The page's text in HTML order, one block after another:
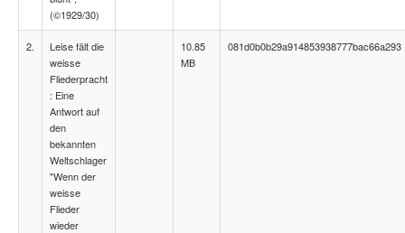
(©1929/30)
2.
Leise fält die
weisse
Fliederpracht
: Eine
Antwort auf
den
bekannten
Weltschlager
"Wenn der
weisse
Flieder
wieder
10.85
MB
081d0b0b29a914853938777bac66a293